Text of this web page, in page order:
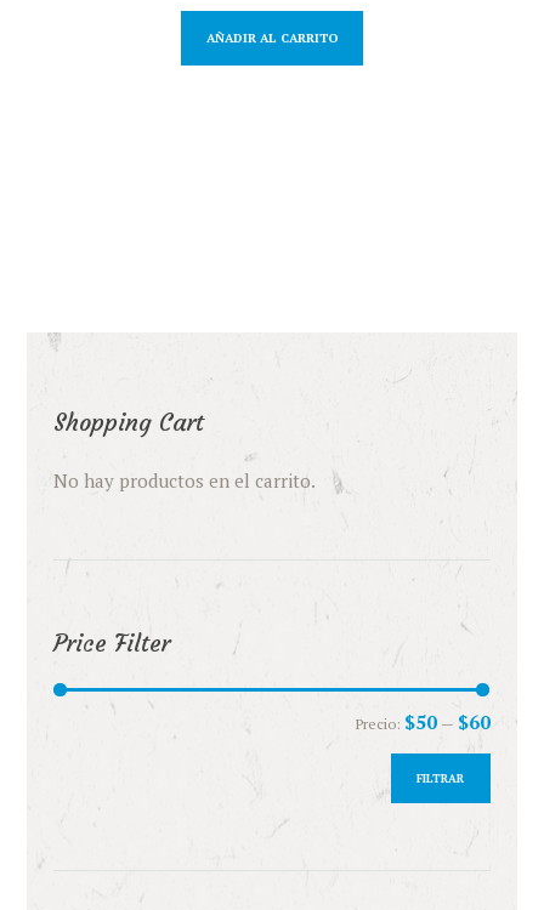
AÑADIR AL CARRITO
Shopping Cart
No hay productos en el carrito.
Price Filter
Precio
Precio
FILTRAR
Precio: $50 — $60